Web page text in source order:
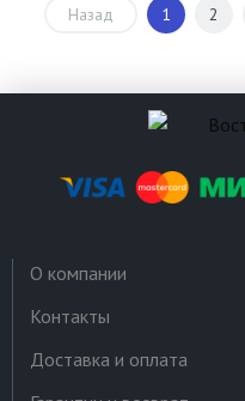
Назад 1 2
О компании
Контакты
Доставка и оплата